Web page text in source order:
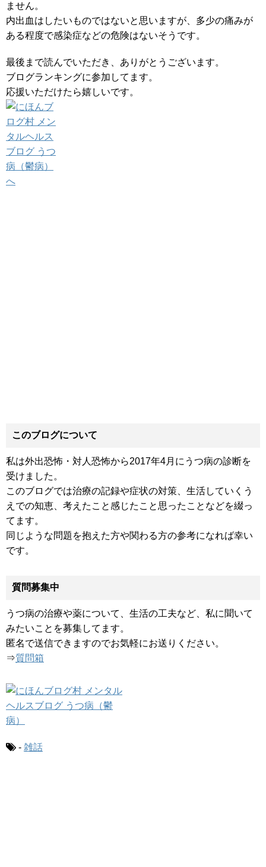
ません。
内出血はしたいものではないと思いますが、多少の痛みが
ある程度で感染症などの危険はないそうです。
最後まで読んでいただき、ありがとうございます。
ブログランキングに参加してます。
応援いただけたら嬉しいです。
このブログについて
私は外出恐怖・対人恐怖から2017年4月にうつ病の診断を
受けました。
このブログでは治療の記録や症状の対策、生活していくう
えでの知恵、考えたこと感じたこと思ったことなどを綴っ
てます。
同じような問題を抱えた方や関わる方の参考になれば幸い
です。
質問募集中
うつ病の治療や薬について、生活の工夫など、私に聞いて
みたいことを募集してます。
匿名で送信できますのでお気軽にお送りください。
⇒質問箱
- 雑話